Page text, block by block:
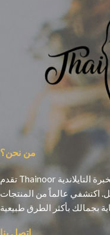
من نحن؟
تقدم Thainoor منتجات تجميل أصلية مستوحاة من الخبرة التايلاندية
اكتشفي عالماً من المنتجات